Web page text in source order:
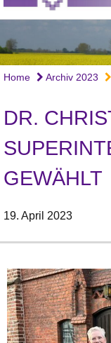
Home Archiv 2023
DR.
GEWÄHLT
19. April 2023